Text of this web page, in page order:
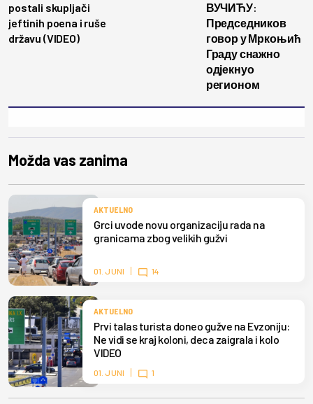
postali skupljači
jeftinih poena i ruše
državu (VIDEO)
ВУЧИЋУ:
Председников
говор у Мркоњић
Граду снажно
одјекнуо
регионом
Možda vas zanima
AKTUELNO
Grci uvode novu organizaciju rada na
granicama zbog velikih gužvi
01. JUNI 14
AKTUELNO
Prvi talas turista doneo gužve na Evzoniju:
Ne vidi se kraj koloni, deca zaigrala i kolo
VIDEO
01. JUNI 1